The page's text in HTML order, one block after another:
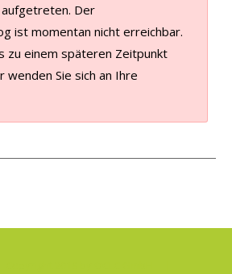
Der
ist momentan nicht erreichbar.
zu einem späteren Zeitpunkt
wenden Sie sich an Ihre